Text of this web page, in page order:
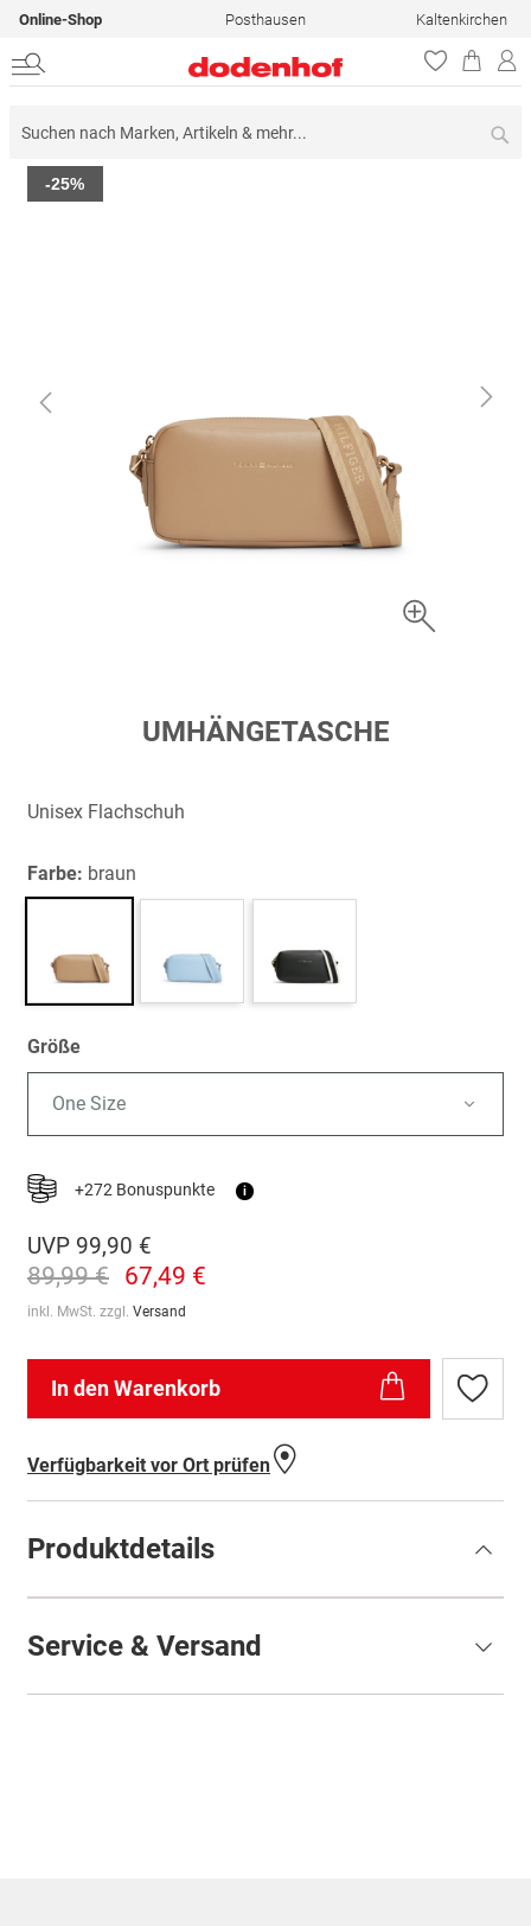
Online-Shop Posthausen Kaltenkirchen
Zum
Ende
-25%
springen
UMHÄNGETASCHE
Unisex Flachschuh
Farbe: braun
Größe
One Size
+272 Bonuspunkte i
UVP 99,90 €
89,99 € 67,49 €
inkl. MwSt. zzgl. Versand
In den Warenkorb
Zur
Verfügbarkeit vor Ort prüfen
Produktdetails
Service & Versand